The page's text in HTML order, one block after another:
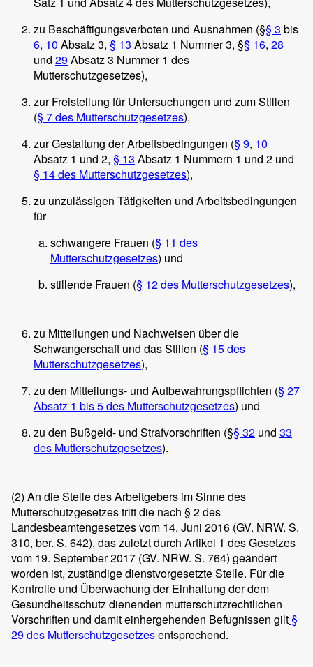
zu Beschäftigungsverboten und Ausnahmen (§§ 3 bis
6, 10 Absatz 3, § 13 Absatz 1 Nummer 3, §§ 16, 28
und 29Absatz 3 Nummer 1 des
Mutterschutzgesetzes),
zur Freistellung für Untersuchungen und zum Stillen
(§ 7 des Mutterschutzgesetzes),
zur Gestaltung der Arbeitsbedingungen (§ 9, 10
Absatz 1 und 2, § 13 Absatz 1 Nummern 1 und 2 und
§ 14 des Mutterschutzgesetzes),
zu unzulässigen Tätigkeiten und Arbeitsbedingungen
für
schwangere Frauen (§ 11 des
Mutterschutzgesetzes) und
stillende Frauen (§ 12 des Mutterschutzgesetzes),
zu Mitteilungen und Nachweisen über die
Schwangerschaft und das Stillen (§ 15 des
Mutterschutzgesetzes),
zu den Mitteilungs- und Aufbewahrungspflichten (§ 27
Absatz 1 bis 5 des Mutterschutzgesetzes) und
zu den Bußgeld- und Strafvorschriften (§§ 32 und 33
des Mutterschutzgesetzes).
(2) An die Stelle des Arbeitgebers im Sinne des
Mutterschutzgesetzes tritt die nach § 2 des
Landesbeamtengesetzes vom 14. Juni 2016 (GV. NRW. S.
310, ber. S. 642), das zuletzt durch Artikel 1 des Gesetzes
vom 19. September 2017 (GV. NRW. S. 764) geändert
worden ist, zuständige dienstvorgesetzte Stelle. Für die
Kontrolle und Überwachung der Einhaltung der dem
Gesundheitsschutz dienenden mutterschutzrechtlichen
Vorschriften und damit einhergehenden Befugnissen gilt§
29 des Mutterschutzgesetzesentsprechend.